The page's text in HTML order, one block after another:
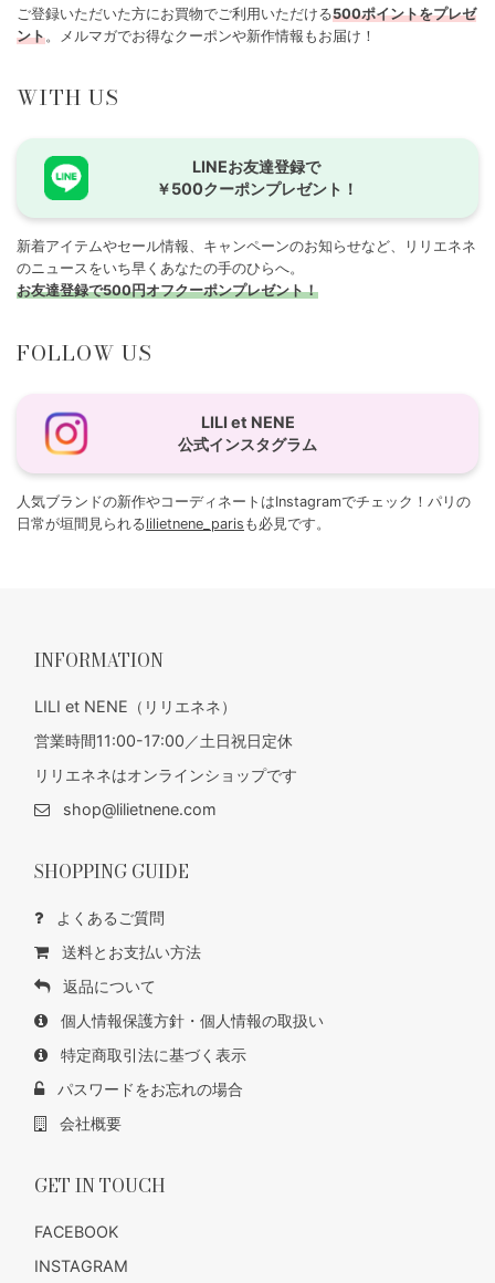
ご登録いただいた方にお買物でご利用いただける500ポイントをプレゼ
ント。メルマガでお得なクーポンや新作情報もお届け！
WITH US
LINEお友達登録で
￥500クーポンプレゼント！
新着アイテムやセール情報、キャンペーンのお知らせなど、リリエネネ
のニュースをいち早くあなたの手のひらへ。
お友達登録で500円オフクーポンプレゼント！
FOLLOW US
LILI et NENE
公式インスタグラム
人気ブランドの新作やコーディネートはInstagramでチェック！パリの
日常が垣間見られるlilietnene_paris も必見です。
INFORMATION
LILI et NENE（リリエネネ）
営業時間11:00-17:00／土日祝日定休
リリエネネはオンラインショップです
shop@lilietnene.com
SHOPPING GUIDE
よくあるご質問
送料とお支払い方法
返品について
個人情報保護方針・個人情報の取扱い
特定商取引法に基づく表示
パスワードをお忘れの場合
会社概要
GET IN TOUCH
FACEBOOK
INSTAGRAM